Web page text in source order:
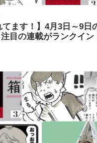
てます！】4月3日～9日
目の連載がランクイン